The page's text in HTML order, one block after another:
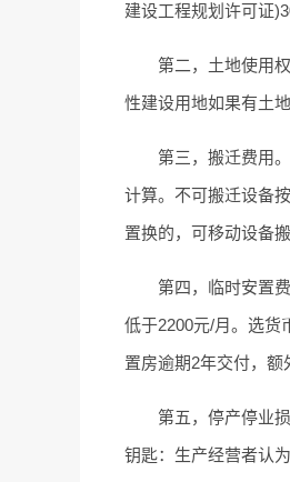
建设工程规划许可证
第二，土地使用
性建设用地如果有土
第三，搬迁费用
计算。不可搬迁设备
置换的，可移动设备
第四，临时安置
低于2200元/月。选货
置房逾期2年交付，额
第五，停产停业
钥匙：生产经营者认